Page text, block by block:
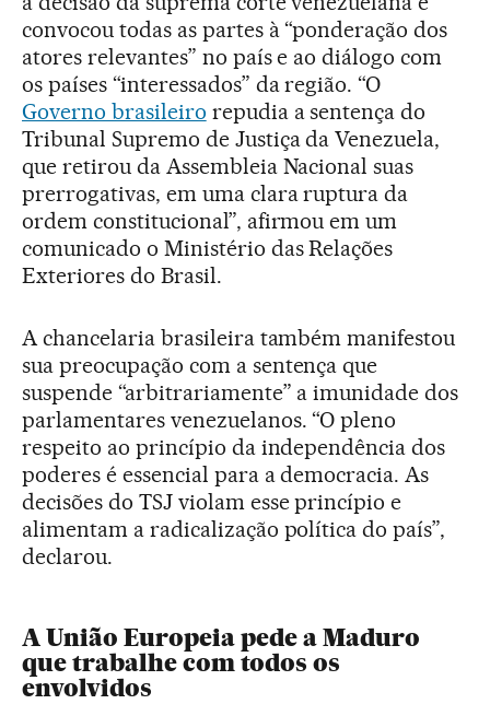
convocou todas as partes à “ponderação dos
atores relevantes” no país e ao diálogo com
os países “interessados” da região. “O
Governo brasileiro repudia a sentença do
Tribunal Supremo de Justiça da Venezuela,
que retirou da Assembleia Nacional suas
prerrogativas, em uma clara ruptura da
ordem constitucional”, afirmou em um
comunicado o Ministério das Relações
Exteriores do Brasil.
A chancelaria brasileira também manifestou
sua preocupação com a sentença que
suspende “arbitrariamente” a imunidade dos
parlamentares venezuelanos. “O pleno
respeito ao princípio da independência dos
poderes é essencial para a democracia. As
decisões do TSJ violam esse princípio e
alimentam a radicalização política do país”,
declarou.
A União Europeia pede a Maduro
que trabalhe com todos os
envolvidos